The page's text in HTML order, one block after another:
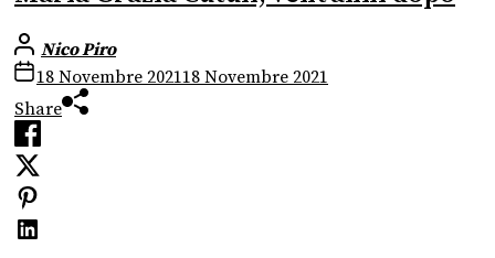
Nico Piro
18 Novembre 202118 Novembre 2021
Share